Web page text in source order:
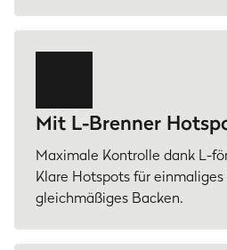
Mit L-Brenner
Maximale Kontrolle dank L-
Klare Hotspots für
gleichmäßiges Backen.